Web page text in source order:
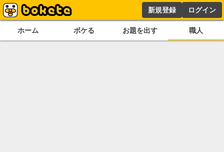
新規登録 ログイン
ホーム ボケる お題を出す 職人